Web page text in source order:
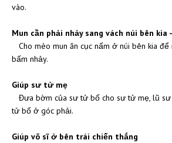
vào.
Mun cần phải nhảy sang vách núi bên kia -
Cho mèo mun ăn cục nấm ở núi bên kia để
bấm nhảy.
Giúp sư tử mẹ
Đưa bờm của sư tử bố cho sư tử mẹ, lũ
tử bố ở góc phải.
Giúp võ sĩ ở bên trái chiến thắng